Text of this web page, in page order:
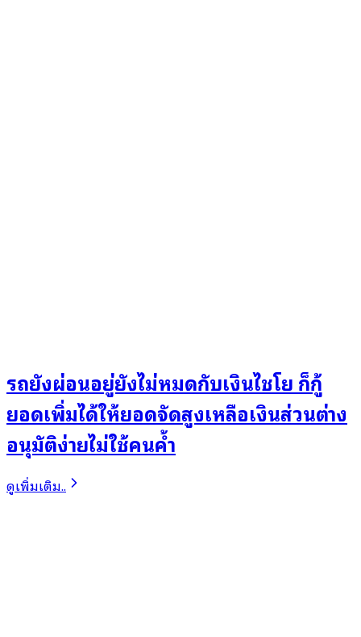
รถยังผ่อนอยู่ยังไม่หมดกับเงินไชโย ก็กู้
ยอดเพิ่มได้ให้ยอดจัดสูงเหลือเงินส่วนต่าง
อนุมัติง่ายไม่ใช้คนค้ำ
ดูเพิ่มเติม..